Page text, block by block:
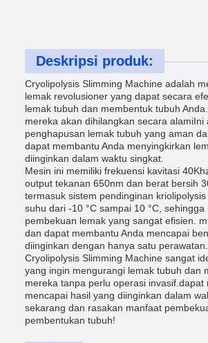
Deskripsi produk:
Cryolipolysis Slimming Machine adalah
lemak revolusioner yang dapat secara
lemak tubuh dan membentuk tubuh
mereka akan dihilangkan secara alamiIni
penghapusan lemak tubuh yang aman
dapat membantu Anda menyingkirkan
diinginkan dalam waktu singkat.
Mesin ini memiliki frekuensi kavitasi
output tekanan 650nm dan berat bersih
termasuk sistem pendinginan
suhu dari -10 °C sampai 10 °C, sehingga
pembekuan lemak yang sangat efisien.
dan dapat membantu Anda mencapai
diinginkan dengan hanya satu perawatan.
Cryolipolysis Slimming Machine sangat
yang ingin mengurangi lemak tubuh dan
mereka tanpa perlu operasi invasif.dapat
mencapai hasil yang diinginkan dalam
sekarang dan rasakan manfaat
pembentukan tubuh!